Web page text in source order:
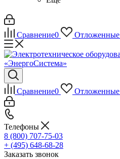
Сравнение0 Отложенные
Сравнение0 Отложенные
Телефоны
8 (800) 707-75-03
+ (495) 648-68-28
Заказать звонок